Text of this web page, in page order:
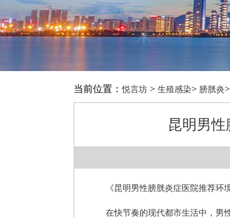
当前位置：悦言坊 > 生殖感染> 膀胱炎>
昆明男
《昆明男性膀胱炎症医院推荐环
在快节奏的现代都市生活中，男